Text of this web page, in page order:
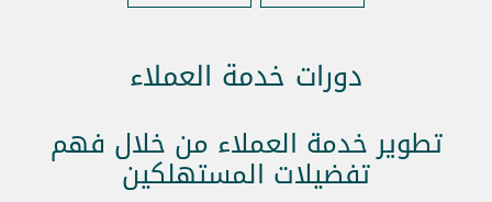
دورات خدمة العملاء
تطوير خدمة العملاء من خلال فهم
تفضيلات المستهلكين